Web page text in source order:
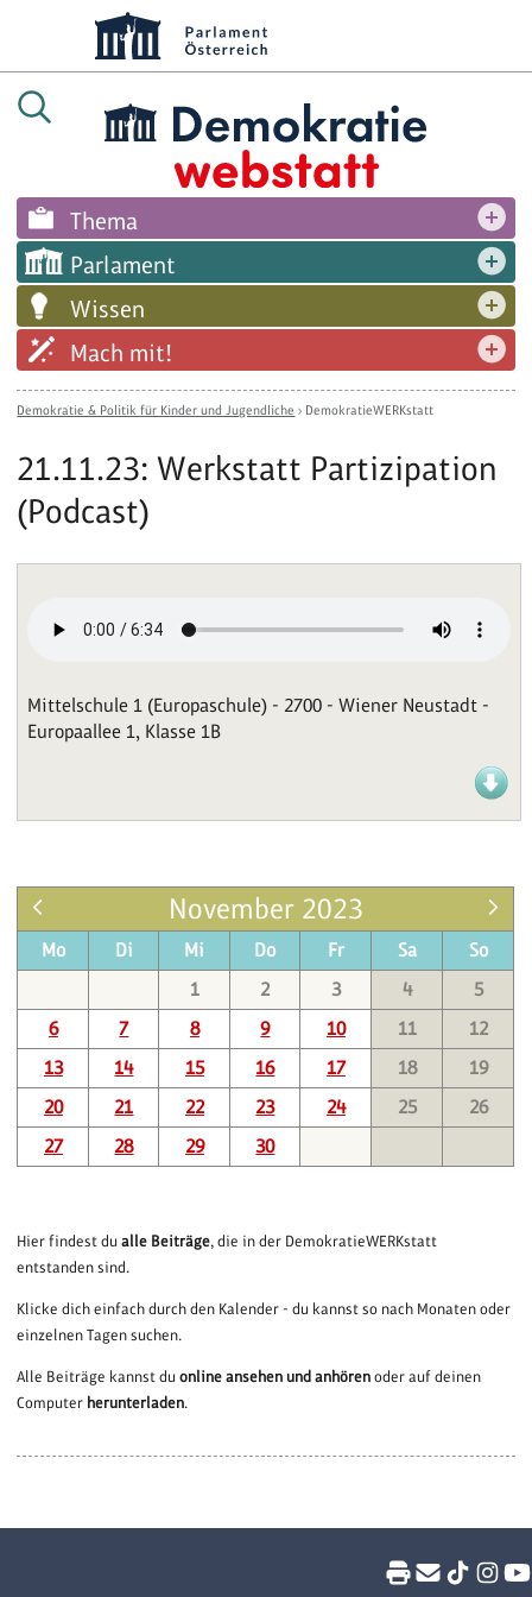
Thema
Parlament
Wissen
Mach mit!
Demokratie & Politik für Kinder und Jugendliche › DemokratieWERKstatt
21.11.23: Werkstatt Partizipation
(Podcast)
Mittelschule 1 (Europaschule) - 2700 - Wiener Neustadt -
Europaallee 1, Klasse 1B
November 2023
Mo Di Mi Do Fr Sa
So
1
2 3 4
5
6
7 8 9 10 11
12
13
14 15 16 17 18
19
20
21 22 23 24 25
26
27
28 29 30
Hier findest dualle Beiträge, die in der DemokratieWERKstatt
entstanden sind.
Klicke dich einfach durch den Kalender - du kannst so nach Monaten oder
einzelnen Tagen suchen.
Alle Beiträge kannst duonline ansehen und anhören oder auf deinen
Computer herunterladen.